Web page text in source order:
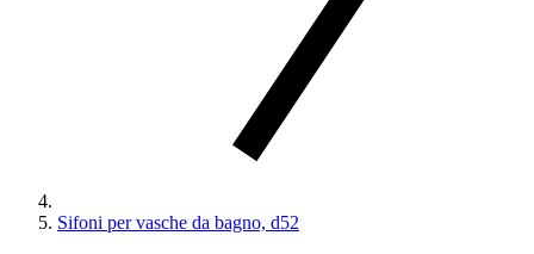
Sifoni per vasche da bagno, d52